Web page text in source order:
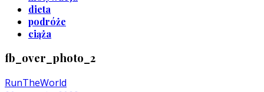
dieta
podróże
ciąża
fb_over_photo_2
RunTheWorld